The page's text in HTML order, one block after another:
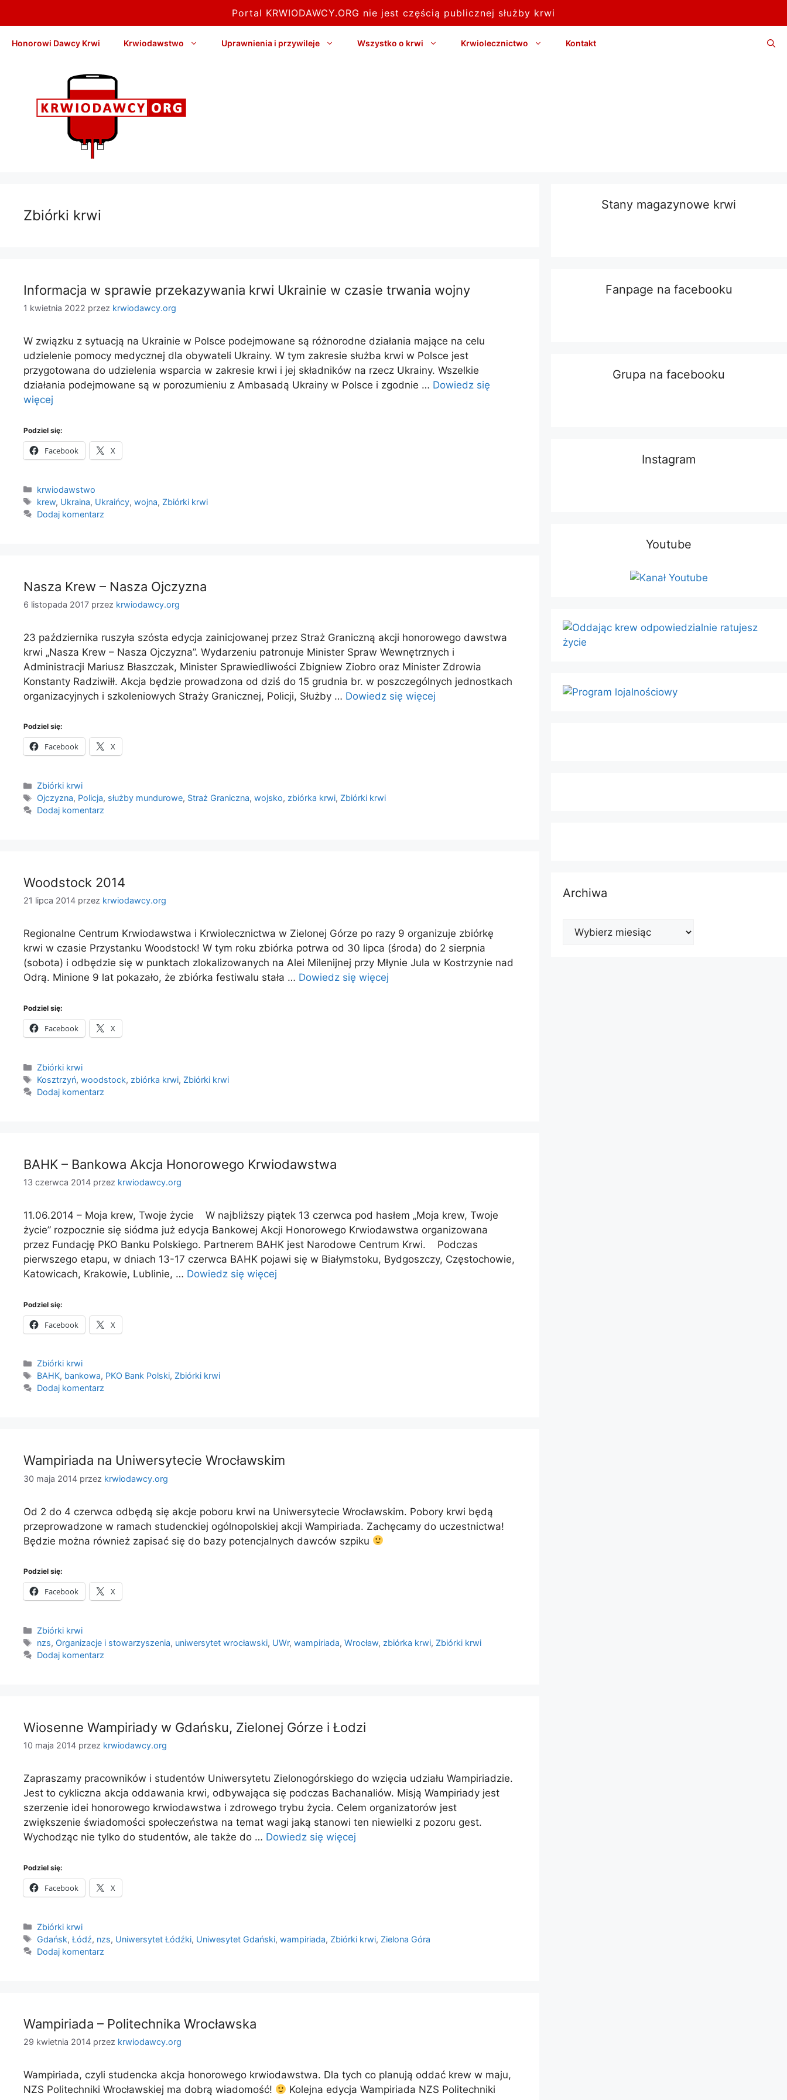
Portal KRWIODAWCY.ORG nie jest częścią publicznej służby krwi
Honorowi Dawcy Krwi Krwiodawstwo Uprawnienia i przywileje Wszystko o krwi Krwiolecznictwo Kontakt
Zbiórki krwi
Informacja w sprawie przekazywania krwi Ukrainie w czasie trwania wojny
1 kwietnia 2022 przez krwiodawcy.org
W związku z sytuacją na Ukrainie w Polsce podejmowane są różnorodne działania mające na celu
udzielenie pomocy medycznej dla obywateli Ukrainy. W tym zakresie służba krwi w Polsce jest
przygotowana do udzielenia wsparcia w zakresie krwi i jej składników na rzecz Ukrainy. Wszelkie
działania podejmowane są w porozumieniu z Ambasadą Ukrainy w Polsce i zgodnie … Dowiedz się
więcej
Podziel się:
Facebook X
Kategorie
krwiodawstwo
Tagi
krew, Ukraina, Ukraińcy,wojna, Zbiórki krwi
Dodaj komentarz
Nasza Krew – Nasza Ojczyzna
6 listopada 2017 przez krwiodawcy.org
23 października ruszyła szósta edycja zainicjowanej przez Straż Graniczną akcji honorowego dawstwa
krwi „Nasza Krew – Nasza Ojczyzna”. Wydarzeniu patronuje Minister Spraw Wewnętrznych i
Administracji Mariusz Błaszczak, Minister Sprawiedliwości Zbigniew Ziobro oraz Minister Zdrowia
Konstanty Radziwiłł. Akcja będzie prowadzona od dziś do 15 grudnia br. w poszczególnych jednostkach
organizacyjnych i szkoleniowych Straży Granicznej, Policji, Służby … Dowiedz się więcej
Podziel się:
Facebook X
Kategorie
Zbiórki krwi
Tagi
Ojczyzna, Policja, służby mundurowe, Straż Graniczna,wojsko, zbiórka krwi, Zbiórki krwi
Dodaj komentarz
Woodstock 2014
21 lipca 2014 przez krwiodawcy.org
Regionalne Centrum Krwiodawstwa i Krwiolecznictwa w Zielonej Górze po razy 9 organizuje zbiórkę
krwi w czasie Przystanku Woodstock! W tym roku zbiórka potrwa od 30 lipca (środa) do 2 sierpnia
(sobota) i odbędzie się w punktach zlokalizowanych na Alei Milenijnej przy Młynie Jula w Kostrzynie nad
Odrą. Minione 9 lat pokazało, że zbiórka festiwalu stała … Dowiedz się więcej
Podziel się:
Facebook X
Kategorie
Zbiórki krwi
Tagi
Kosztrzyń,woodstock, zbiórka krwi, Zbiórki krwi
Dodaj komentarz
BAHK – Bankowa Akcja Honorowego Krwiodawstwa
13 czerwca 2014 przez krwiodawcy.org
11.06.2014 – Moja krew, Twoje życie W najbliższy piątek 13 czerwca pod hasłem „Moja krew, Twoje
życie” rozpocznie się siódma już edycja Bankowej Akcji Honorowego Krwiodawstwa organizowana
przez Fundację PKO Banku Polskiego. Partnerem BAHK jest Narodowe Centrum Krwi. Podczas
pierwszego etapu, w dniach 13-17 czerwca BAHK pojawi się w Białymstoku, Bydgoszczy, Częstochowie,
Katowicach, Krakowie, Lublinie, … Dowiedz się więcej
Podziel się:
Facebook X
Kategorie
Zbiórki krwi
Tagi
BAHK, bankowa, PKO Bank Polski, Zbiórki krwi
Dodaj komentarz
Wampiriada na Uniwersytecie Wrocławskim
30 maja 2014 przez krwiodawcy.org
Od 2 do 4 czerwca odbędą się akcje poboru krwi na Uniwersytecie Wrocławskim. Pobory krwi będą
przeprowadzone w ramach studenckiej ogólnopolskiej akcji Wampiriada. Zachęcamy do uczestnictwa!
Będzie można również zapisać się do bazy potencjalnych dawców szpiku
Podziel się:
Facebook X
Kategorie
Zbiórki krwi
Tagi
nzs, Organizacje i stowarzyszenia, uniwersytet wrocławski, UWr,wampiriada,Wrocław, zbiórka krwi, Zbiórki krwi
Dodaj komentarz
Wiosenne Wampiriady w Gdańsku, Zielonej Górze i Łodzi
10 maja 2014 przez krwiodawcy.org
Zapraszamy pracowników i studentów Uniwersytetu Zielonogórskiego do wzięcia udziału Wampiriadzie.
Jest to cykliczna akcja oddawania krwi, odbywająca się podczas Bachanaliów. Misją Wampiriady jest
szerzenie idei honorowego krwiodawstwa i zdrowego trybu życia. Celem organizatorów jest
zwiększenie świadomości społeczeństwa na temat wagi jaką stanowi ten niewielki z pozoru gest.
Wychodząc nie tylko do studentów, ale także do … Dowiedz się więcej
Podziel się:
Facebook X
Kategorie
Zbiórki krwi
Tagi
Gdańsk,Łódź, nzs, Uniwersytet Łódźki, Uniwesytet Gdański,wampiriada, Zbiórki krwi, Zielona Góra
Dodaj komentarz
Wampiriada – Politechnika Wrocławska
29 kwietnia 2014 przez krwiodawcy.org
Wampiriada, czyli studencka akcja honorowego krwiodawstwa. Dla tych co planują oddać krew w maju,
NZS Politechniki Wrocławskiej ma dobrą wiadomość!
Kolejna edycja Wampiriada NZS Politechniki
Stany magazynowe krwi
Fanpage na facebooku
Grupa na facebooku
Instagram
Youtube
Archiwa
Archiwa